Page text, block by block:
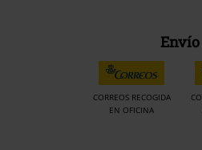
Envío
CORREOS RECOGIDA
EN OFICINA